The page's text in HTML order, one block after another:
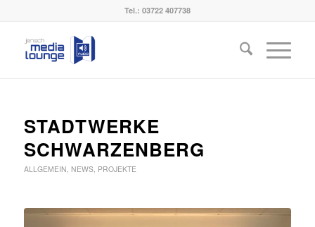
Tel.: 03722 407738
STADTWERKE
SCHWARZENBERG
ALLGEMEIN, NEWS, PROJEKTE